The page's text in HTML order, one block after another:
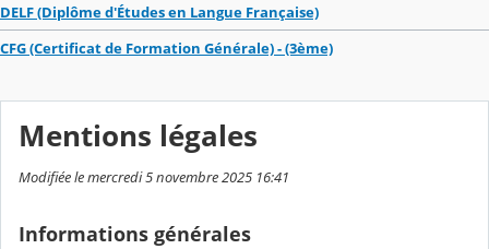
DELF (Diplôme d'Études en Langue Française)
CFG (Certificat de Formation Générale) - (3ème)
Mentions légales
Modifiée le mercredi 5 novembre 2025 16:41
Informations générales